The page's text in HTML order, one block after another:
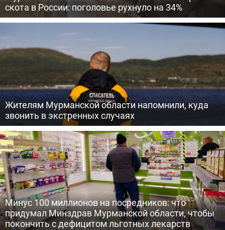
скота в России: поголовье рухнуло на 34%
Жителям Мурманской области напомнили, куда
звонить в экстренных случаях
Минус 100 миллионов на посредников: что
придумал Минздрав Мурманской области, чтобы
покончить с дефицитом льготных лекарств